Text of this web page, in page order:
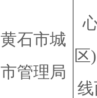
黄石市城
市管理局
区